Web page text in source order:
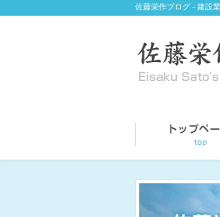
佐藤栄作ブログ - 建設